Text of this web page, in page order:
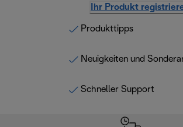
Ihr Produkt
Produkttipps
Neuigkeiten und
Schneller Support